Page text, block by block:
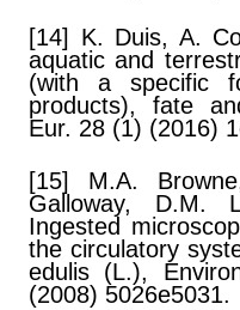
[14] K. Duis, A.
aquatic and
(with a specific
products), fate
Eur. 28 (1) (2016)
[15] M.A.
Galloway, D.M.
Ingested
the circulatory
edulis (L.),
(2008) 5026e5031.